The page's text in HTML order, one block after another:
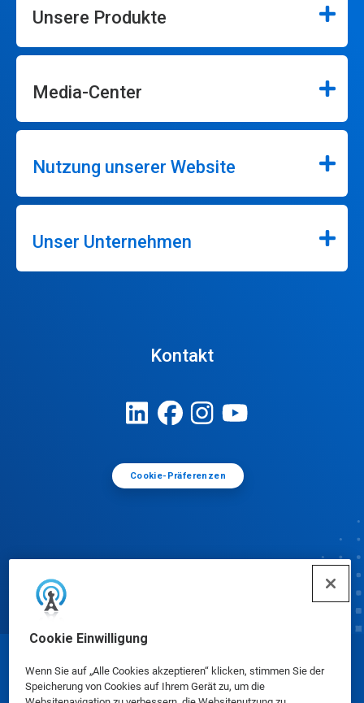
Cookie Einwilligung
Wenn Sie auf „Alle Cookies akzeptieren“ klicken, stimmen Sie der
Speicherung von Cookies auf Ihrem Gerät zu, um die
Unsere Produkte
Media-Center
Nutzung unserer Website
Unser Unternehmen
Kontakt
Cookie-Präferenzen
© Ecolab Inc. 2025